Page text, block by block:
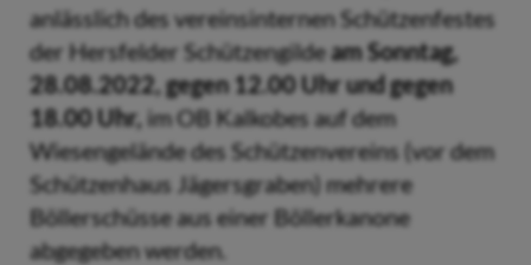
anlässlich des vereinsinternen Schützenfestes
der Hersfelder Schützengildeam Sonntag,
28.08.2022, gegen 12.00 Uhr und gegen
18.00 Uhr, im OB Kalkobes auf dem
Wiesengelände des Schützenvereins (vor dem
Schützenhaus Jägersgraben) mehrere
Böllerschüsse aus einer Böllerkanone
abgegeben werden.